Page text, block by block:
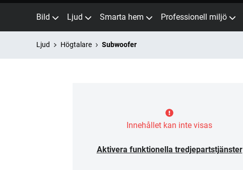
Bild Ljud Smarta hem Professionell miljö
Ljud Högtalare Subwoofer
Innehållet kan inte visas
Aktivera funktionella tredjepartstjänster